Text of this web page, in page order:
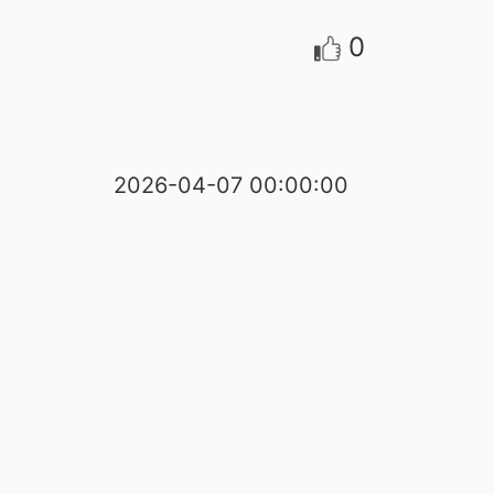
0
2026-04-07 00:00:00